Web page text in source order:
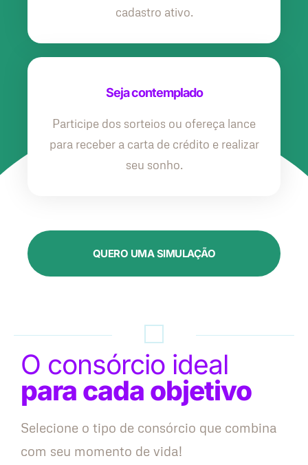
cadastro ativo.
Seja contemplado
Participe dos sorteios ou ofereça lance
para receber a carta de crédito e realizar
seu sonho.
QUERO UMA SIMULAÇÃO
O consórcio ideal
para cada objetivo
Selecione o tipo de consórcio que combina
com seu momento de vida!